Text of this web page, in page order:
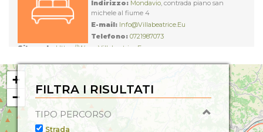
Indirizzo: Mondavio, contrada piano san
michele al fiume 4
E-mail: Info@villabeatrice.eu
Telefono: 0721987073
Sito web:
Https://www.villabeatrice.eu
Servizi:Bosco, Noleggio Biciclette, TV, Aria
Condizionata con Impianto non Centralizzato, Aria
condizionata, Servizi igienici (lavabo WC), Asciugacapelli,
Giochi per Bambini, Ping Pong, Biciclette, Piscina,
Servizi igienici, Mountain Bike, Accettazione Gruppi,
Riscaldamento, olivicolo, Accesso Mezzi Privati,
Disciplinari: Family
ALBERGO LA PALOMBA -
[CIN:IT041028A18T764WQB]
+
−
FILTRA I RISULTATI
TIPO PERCORSO
Strada